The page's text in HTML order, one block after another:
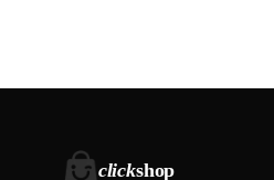
clickshop